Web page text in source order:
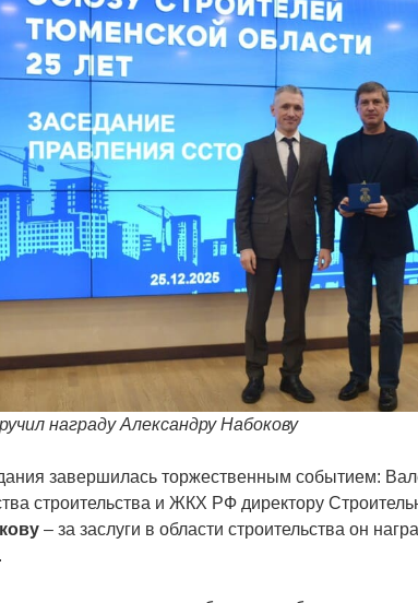
награду Александру Набокову
завершилась торжественным событием:
строительства и ЖКХ РФ директору
– за заслуги в области строительства он